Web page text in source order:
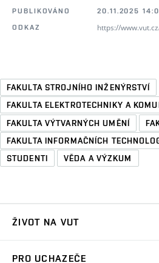
PUBLIKOVÁNO
20.11.2025
ODKAZ
https://
FAKULTA STROJNÍHO INŽENÝRSTVÍ
FAKULTA ELEKTROTECHNIKY A
FAKULTA VÝTVARNÝCH UMĚNÍ
FAKULTA INFORMAČNÍCH
STUDENTI
VĚDA A VÝZKUM
ŽIVOT NA VUT
PRO UCHAZEČE